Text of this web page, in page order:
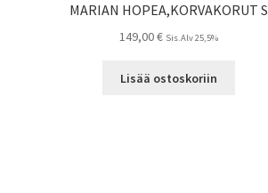
MARIAN HOPEA,KORVAKORUT S
149,00€ Sis.Alv 25,5%
Lisää ostoskoriin